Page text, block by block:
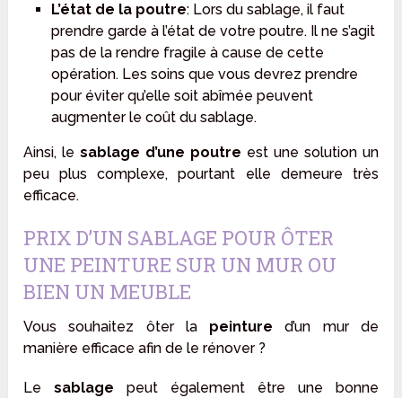
L’état de la poutre: Lors du sablage, il faut
prendre garde à l’état de votre poutre. Il ne s’agit
pas de la rendre fragile à cause de cette
opération. Les soins que vous devrez prendre
pour éviter qu’elle soit abîmée peuvent
augmenter le coût du sablage.
Ainsi, lesablage d’une poutre est une solution un
peu plus complexe, pourtant elle demeure très
efficace.
PRIX D’UN SABLAGE POUR ÔTER
UNE PEINTURE SUR UN MUR OU
BIEN UN MEUBLE
Vous souhaitez ôter la peinture d’un mur de
manière efficace afin de le rénover ?
Lesablage peut également être une bonne